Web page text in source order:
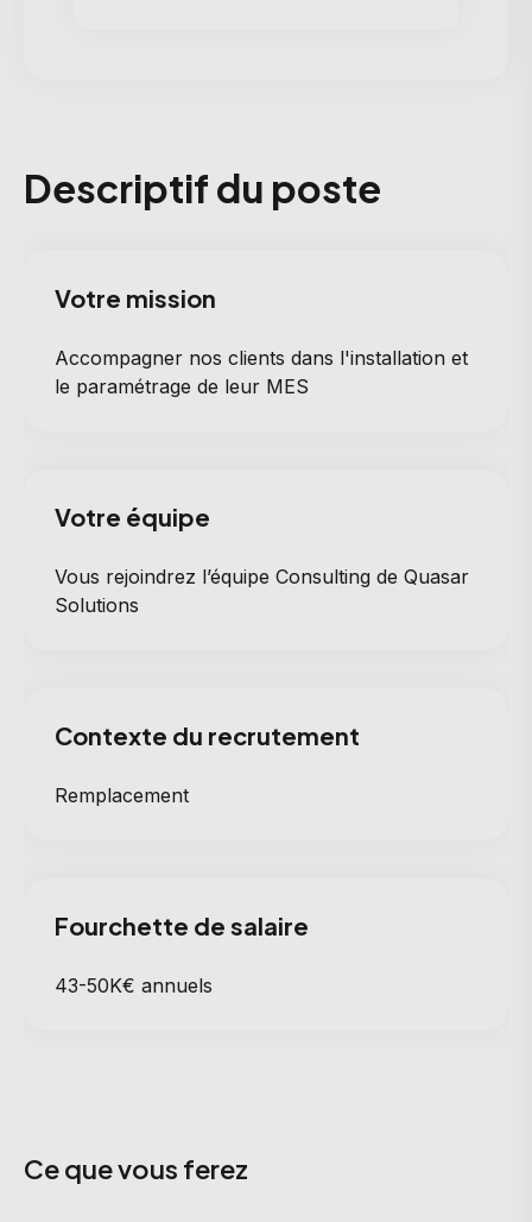
Descriptif du poste
Votre mission
Accompagner nos clients dans l'installation et
le paramétrage de leur MES
Votre équipe
Vous rejoindrez l’équipe Consulting de Quasar
Solutions
Contexte du recrutement
Remplacement
Fourchette de salaire
43-50K€ annuels
Ce que vous ferez